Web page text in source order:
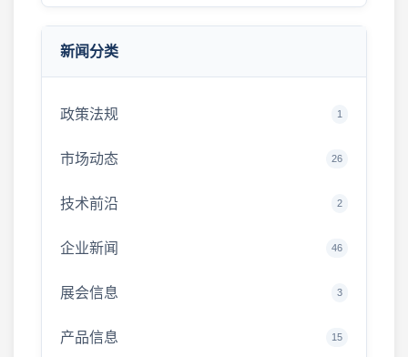
新闻分类
政策法规 1
市场动态 26
技术前沿 2
企业新闻 46
展会信息 3
产品信息 15